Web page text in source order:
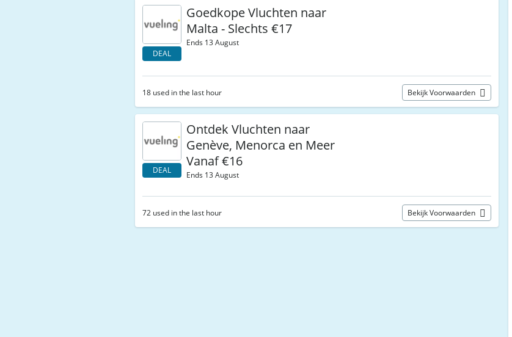
DEAL
Goedkope Vluchten naar
Malta - Slechts €17
Ends 13 August
18 used in the last hour Bekijk Voorwaarden
DEAL
Ontdek Vluchten naar
Genève, Menorca en Meer
Vanaf €16
Ends 13 August
72 used in the last hour Bekijk Voorwaarden